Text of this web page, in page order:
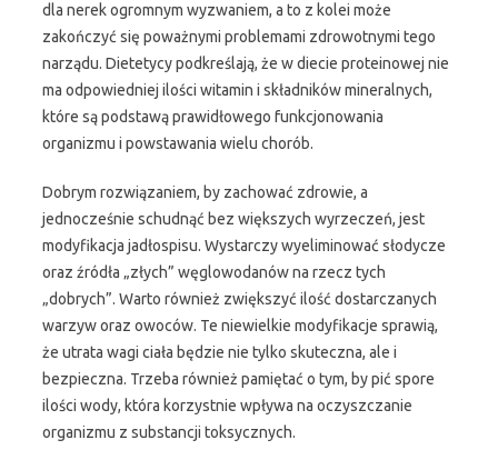
dla nerek ogromnym wyzwaniem, a to z kolei może
zakończyć się poważnymi problemami zdrowotnymi tego
narządu. Dietetycy podkreślają, że w diecie proteinowej nie
ma odpowiedniej ilości witamin i składników mineralnych,
które są podstawą prawidłowego funkcjonowania
organizmu i powstawania wielu chorób.
Dobrym rozwiązaniem, by zachować zdrowie, a
jednocześnie schudnąć bez większych wyrzeczeń, jest
modyfikacja jadłospisu. Wystarczy wyeliminować słodycze
oraz źródła „złych” węglowodanów na rzecz tych
„dobrych”. Warto również zwiększyć ilość dostarczanych
warzyw oraz owoców. Te niewielkie modyfikacje sprawią,
że utrata wagi ciała będzie nie tylko skuteczna, ale i
bezpieczna. Trzeba również pamiętać o tym, by pić spore
ilości wody, która korzystnie wpływa na oczyszczanie
organizmu z substancji toksycznych.